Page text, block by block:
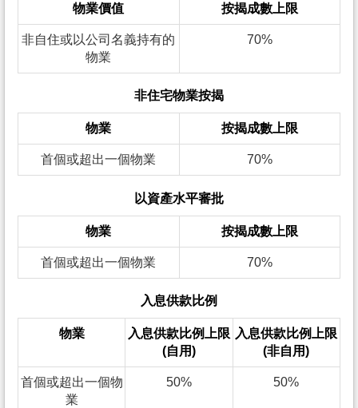
物業價值 按揭成數上限
非自住或以公司名義持有的
物業
70%
非住宅物業按揭
物業 按揭成數上限
首個或超出一個物業 70%
以資產水平審批
物業 按揭成數上限
首個或超出一個物業 70%
入息供款比例
物業
入息供款比例上限
(自用)
入息供款比例上限
(非自用)
首個或超出一個物
業
50% 50%